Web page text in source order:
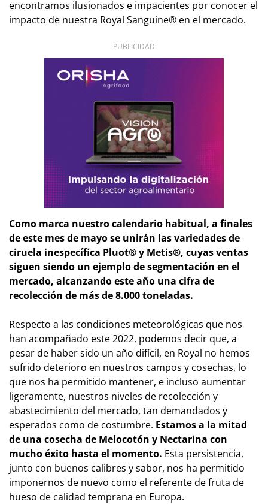
encontramos ilusionados e impacientes por conocer el
impacto de nuestra Royal Sanguine® en el mercado.
PUBLICIDAD
Como marca nuestro calendario habitual, a finales
de este mes de mayo se unirán las variedades de
ciruela inespecífica Pluot® y Metis®, cuyas ventas
siguen siendo un ejemplo de segmentación en el
mercado, alcanzando este año una cifra de
recolección de más de 8.000 toneladas.
Respecto a las condiciones meteorológicas que nos
han acompañado este 2022, podemos decir que, a
pesar de haber sido un año difícil, en Royal no hemos
sufrido deterioro en nuestros campos y cosechas, lo
que nos ha permitido mantener, e incluso aumentar
ligeramente, nuestros niveles de recolección y
abastecimiento del mercado, tan demandados y
esperados como de costumbre. Estamos a la mitad
de una cosecha de Melocotón y Nectarina con
mucho éxito hasta el momento. Esta persistencia,
junto con buenos calibres y sabor, nos ha permitido
imponernos de nuevo como el referente de fruta de
hueso de calidad temprana en Europa.